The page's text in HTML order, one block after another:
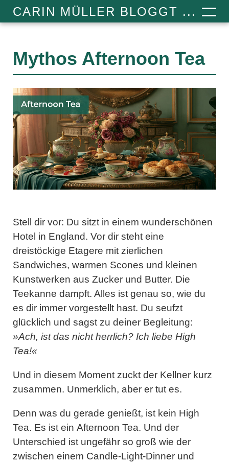
CARIN MÜLLER BLOGGT ...
Mythos Afternoon Tea
Stell dir vor: Du sitzt in einem wunderschönen
Hotel in England. Vor dir steht eine
dreistöckige Etagere mit zierlichen
Sandwiches, warmen Scones und kleinen
Kunstwerken aus Zucker und Butter. Die
Teekanne dampft. Alles ist genau so, wie du
es dir immer vorgestellt hast. Du seufzt
glücklich und sagst zu deiner Begleitung:
»Ach, ist das nicht herrlich? Ich liebe High
Tea!«
Und in diesem Moment zuckt der Kellner kurz
zusammen. Unmerklich, aber er tut es.
Denn was du gerade genießt, ist kein High
Tea. Es ist ein Afternoon Tea. Und der
Unterschied ist ungefähr so groß wie der
zwischen einem Candle-Light-Dinner und